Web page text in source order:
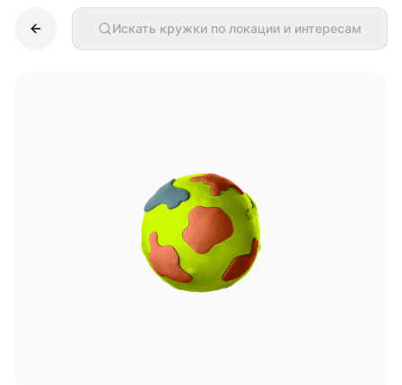
Искать кружки по локации и интересам